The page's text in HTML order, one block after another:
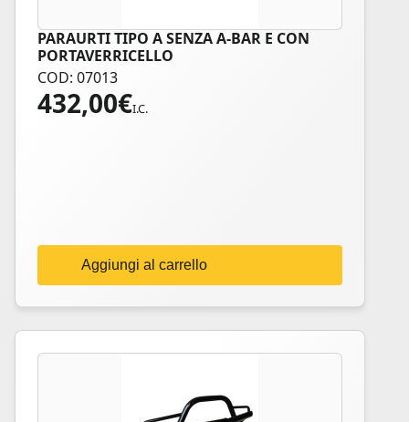
PARAURTI TIPO A SENZA A-BAR E CON
PORTAVERRICELLO
COD: 07013
432,00€I.C.
Aggiungi al carrello